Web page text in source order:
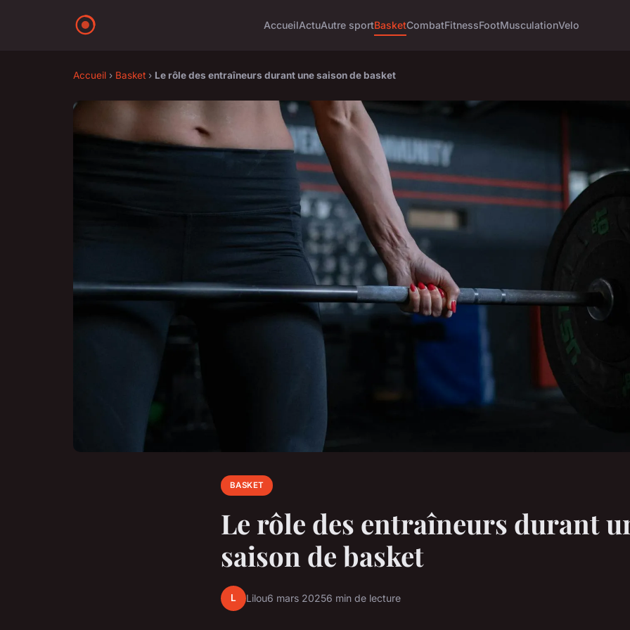
AccueilActuAutre sportBasketCombatFitnessFootMusculationVelo
Accueil › Basket › Le rôle des entraîneurs durant une saison de basket
BASKET
Le rôle des entraîneurs durant
saison de basket
L Lilou6 mars 20256 min de lecture